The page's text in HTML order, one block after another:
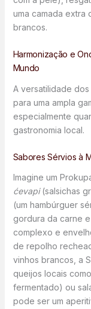
uma camada extra
brancos.
Harmonização e
Mundo
A versatilidade
para uma ampla
especialmente
gastronomia local.
Sabores Sérvios à
Imagine um
ćevapi(salsichas
(um hambúrguer
gordura da carne
complexo e
de repolho
vinhos brancos, a
queijos locais
fermentado) ou
pode ser um